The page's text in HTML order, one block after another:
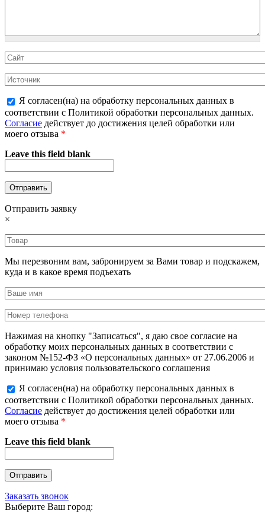
Я согласен(на) на обработку персональных данных в
соответствии с Политикой обработки персональных данных.
Согласие действует до достижения целей обработки или
моего отзыва *
Leave this field blank
Отправить заявку
×
Мы перезвоним вам, забронируем за Вами товар и подскажем,
куда и в какое время подъехать
Нажимая на кнопку "Записаться", я даю свое согласие на
обработку моих персональных данных в соответствии с
законом №152-ФЗ «О персональных данных» от 27.06.2006 и
принимаю условия пользовательского соглашения
Я согласен(на) на обработку персональных данных в
соответствии с Политикой обработки персональных данных.
Согласие действует до достижения целей обработки или
моего отзыва *
Leave this field blank
Заказать звонок
Выберите Ваш город: